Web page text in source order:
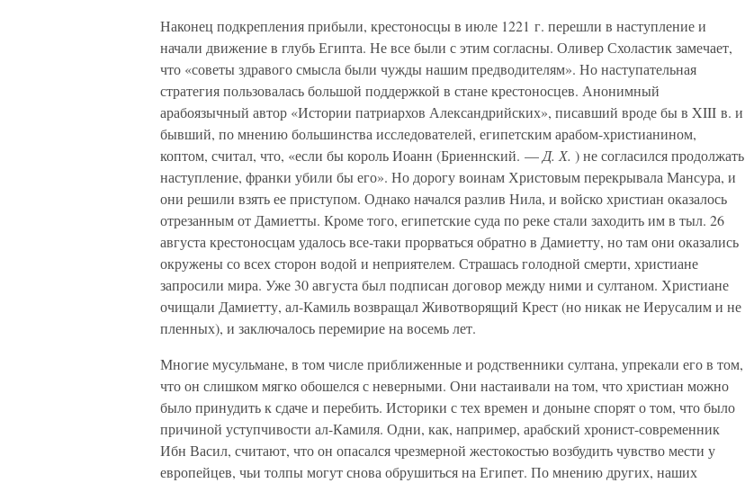
Наконец подкрепления прибыли, крестоносцы в июле 1221 г. перешли в наступление и
начали движение в глубь Египта. Не все были с этим согласны. Оливер Схоластик замечает,
что «советы здравого смысла были чужды нашим предводителям». Но наступательная
стратегия пользовалась большой поддержкой в стане крестоносцев. Анонимный
арабоязычный автор «Истории патриархов Александрийских», писавший вроде бы в XIII в. и
бывший, по мнению большинства исследователей, египетским арабом-христианином,
коптом, считал, что, «если бы король Иоанн (Бриеннский. — Д. Х. ) не согласился продолжать
наступление, франки убили бы его». Но дорогу воинам Христовым перекрывала Мансура, и
они решили взять ее приступом. Однако начался разлив Нила, и войско христиан оказалось
отрезанным от Дамиетты. Кроме того, египетские суда по реке стали заходить им в тыл. 26
августа крестоносцам удалось все-таки прорваться обратно в Дамиетту, но там они оказались
окружены со всех сторон водой и неприятелем. Страшась голодной смерти, христиане
запросили мира. Уже 30 августа был подписан договор между ними и султаном. Христиане
очищали Дамиетту, ал-Камиль возвращал Животворящий Крест (но никак не Иерусалим и не
пленных), и заключалось перемирие на восемь лет.
Многие мусульмане, в том числе приближенные и родственники султана, упрекали его в том,
что он слишком мягко обошелся с неверными. Они настаивали на том, что христиан можно
было принудить к сдаче и перебить. Историки с тех времен и доныне спорят о том, что было
причиной уступчивости ал-Камиля. Одни, как, например, арабский хронист-современник
Ибн Васил, считают, что он опасался чрезмерной жестокостью возбудить чувство мести у
европейцев, чьи толпы могут снова обрушиться на Египет. По мнению других, наших